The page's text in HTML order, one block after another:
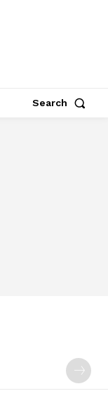
Search